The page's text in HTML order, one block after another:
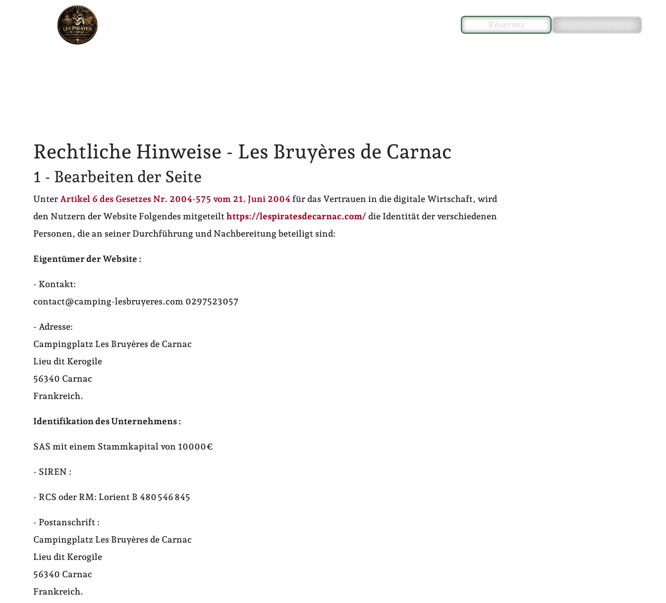
Réservez
Rechtliche Hinweise - Les Bruyères de Carnac
1 - Bearbeiten der Seite
UnterArtikel 6 des Gesetzes Nr. 2004-575 vom 21. Juni 2004 für das Vertrauen in die digitale Wirtschaft, wird
den Nutzern der Website Folgendes mitgeteilthttps://lespiratesdecarnac.com/die Identität der verschiedenen
Personen, die an seiner Durchführung und Nachbereitung beteiligt sind:
Eigentümer der Website :
- Kontakt:
contact@camping-lesbruyeres.com 0297523057
- Adresse:
Campingplatz Les Bruyères de Carnac
Lieu dit Kerogile
56340 Carnac
Frankreich.
Identifikation des Unternehmens :
SAS mit einem Stammkapital von 10000€
- SIREN :
- RCS oder RM: Lorient B 480 546 845
- Postanschrift :
Campingplatz Les Bruyères de Carnac
Lieu dit Kerogile
56340 Carnac
Frankreich.